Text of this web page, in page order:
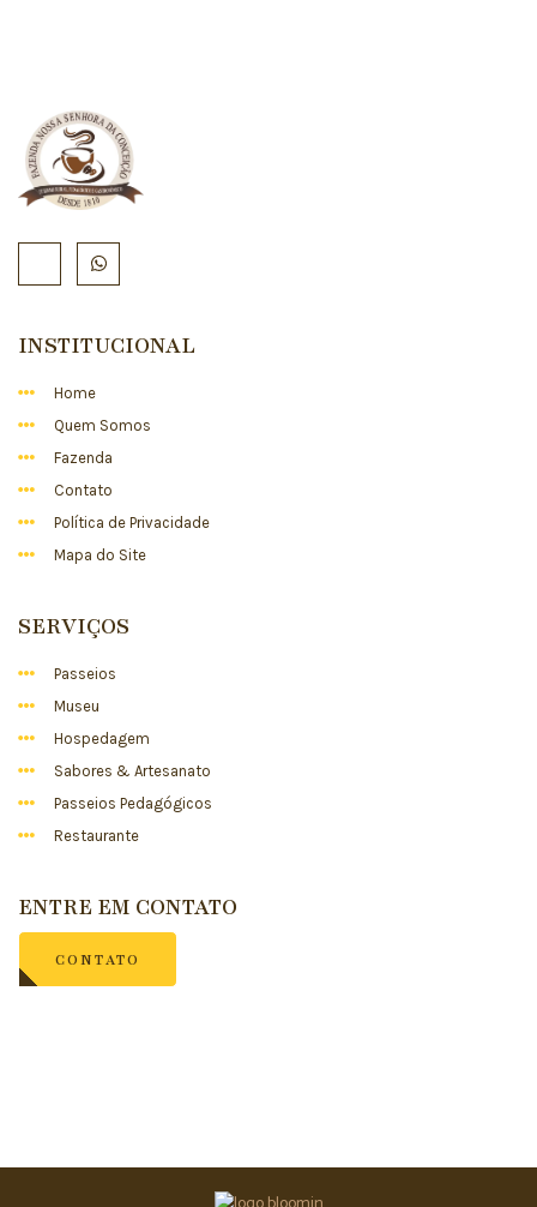
INSTITUCIONAL
Home
Quem Somos
Fazenda
Contato
Política de Privacidade
Mapa do Site
SERVIÇOS
Passeios
Museu
Hospedagem
Sabores & Artesanato
Passeios Pedagógicos
Restaurante
ENTRE EM CONTATO
CONTATO